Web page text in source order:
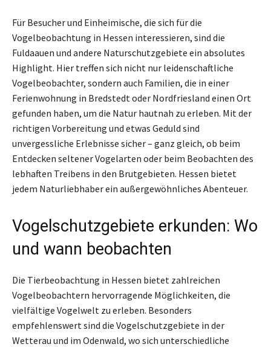
Für Besucher und Einheimische, die sich für die
Vogelbeobachtung in Hessen interessieren, sind die
Fuldaauen und andere Naturschutzgebiete ein absolutes
Highlight. Hier treffen sich nicht nur leidenschaftliche
Vogelbeobachter, sondern auch Familien, die in einer
Ferienwohnung in Bredstedt oder Nordfriesland einen Ort
gefunden haben, um die Natur hautnah zu erleben. Mit der
richtigen Vorbereitung und etwas Geduld sind
unvergessliche Erlebnisse sicher – ganz gleich, ob beim
Entdecken seltener Vogelarten oder beim Beobachten des
lebhaften Treibens in den Brutgebieten. Hessen bietet
jedem Naturliebhaber ein außergewöhnliches Abenteuer.
Vogelschutzgebiete erkunden: Wo
und wann beobachten
Die Tierbeobachtung in Hessen bietet zahlreichen
Vogelbeobachtern hervorragende Möglichkeiten, die
vielfältige Vogelwelt zu erleben. Besonders
empfehlenswert sind die Vogelschutzgebiete in der
Wetterau und im Odenwald, wo sich unterschiedliche